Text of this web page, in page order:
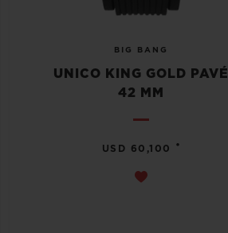
BIG BANG
UNICO KING GOLD PAVÉ
42 MM
USD 60,100 •